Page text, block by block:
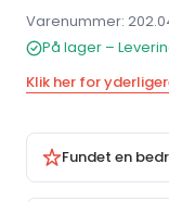
Fundet en
Varenummer:
På lager –
Klik her for